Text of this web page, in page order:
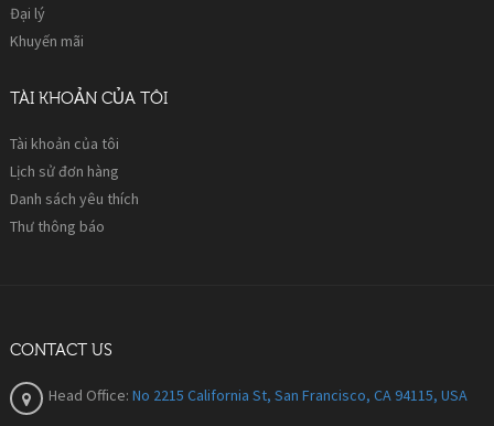
Đại lý
Khuyến mãi
TÀI KHOẢN CỦA TÔI
Tài khoản của tôi
Lịch sử đơn hàng
Danh sách yêu thích
Thư thông báo
CONTACT US
Head Office: No 2215 California St, San Francisco, CA 94115, USA